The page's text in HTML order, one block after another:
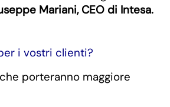
Mariani, CEO di Intesa.
i vostri clienti?
porteranno maggiore